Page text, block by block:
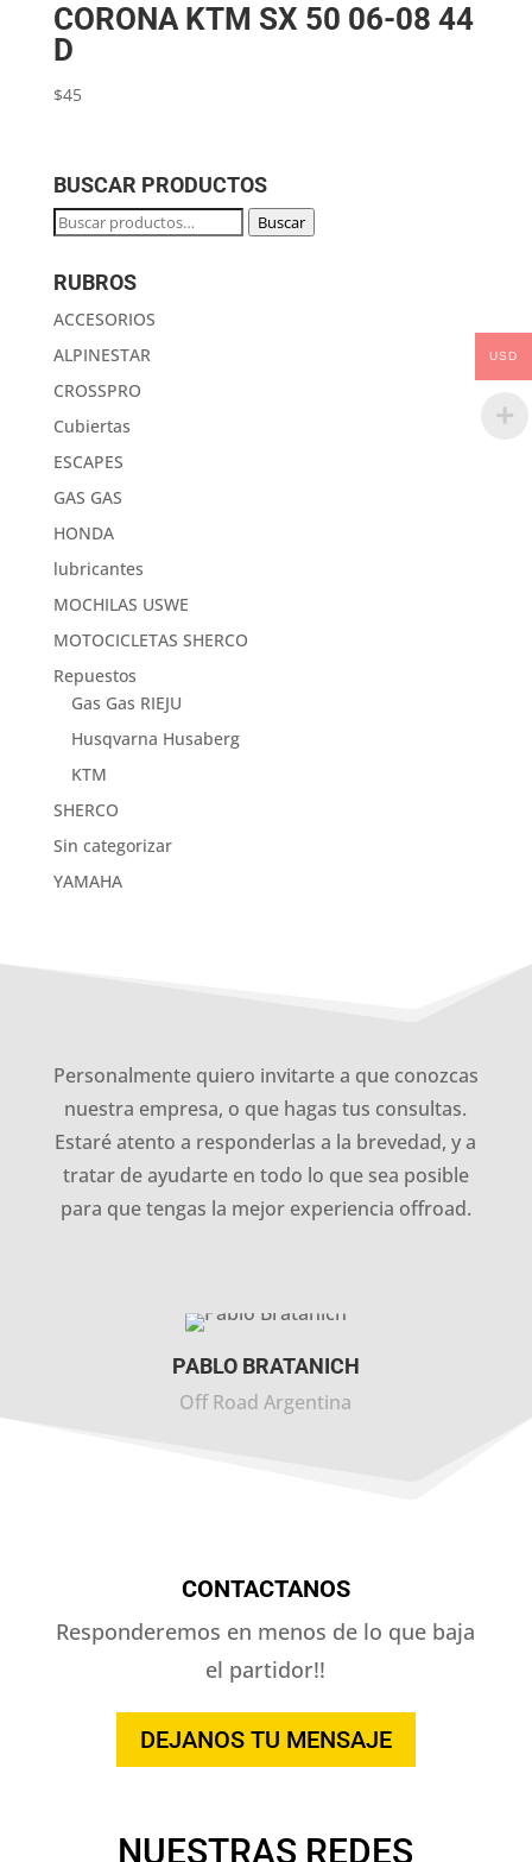
CORONA KTM SX 50 06-08 44
D
$45
BUSCAR PRODUCTOS
Buscar
Buscar
RUBROS
ACCESORIOS
ALPINESTAR
CROSSPRO
Cubiertas
ESCAPES
GAS GAS
HONDA
lubricantes
MOCHILAS USWE
MOTOCICLETAS SHERCO
Repuestos
Gas Gas RIEJU
Husqvarna Husaberg
KTM
SHERCO
Sin categorizar
YAMAHA
Personalmente quiero invitarte a que conozcas
nuestra empresa, o que hagas tus consultas.
Estaré atento a responderlas a la brevedad, y a
tratar de ayudarte en todo lo que sea posible
para que tengas la mejor experiencia offroad.
PABLO BRATANICH
Off Road Argentina
CONTACTANOS
Responderemos en menos de lo que baja
el partidor!!
DEJANOS TU MENSAJE
NUESTRAS REDES
USD